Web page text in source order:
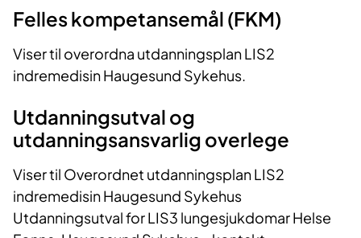
Felles kompetansemål (FKM)
Viser til overordna utdanningsplan LIS2
indremedisin Haugesund Sykehus.
Utdanningsutval og
utdanningsansvarlig overlege
Viser til Overordnet utdanningsplan LIS2
indremedisin Haugesund Sykehus
Utdanningsutval for LIS3 lungesjukdomar Helse